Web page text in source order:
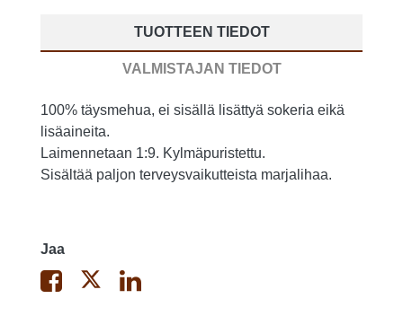
TUOTTEEN TIEDOT
VALMISTAJAN TIEDOT
100% täysmehua, ei sisällä lisättyä sokeria eikä
lisäaineita.
Laimennetaan 1:9. Kylmäpuristettu.
Sisältää paljon terveysvaikutteista marjalihaa.
Jaa